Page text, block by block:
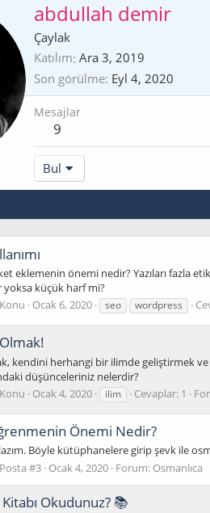
abdullah demir
Çaylak
Katılım Ara 3, 2019
Son görülme Eyl 4, 2020
Mesajlar
9
Bul
eklemenin önemi nedir? Yazıları fazla
küçük harf mi?
Konu Ocak 6, 2020 seo wordpress
kendini herhangi bir ilimde geliştirmek
düşünceleriniz nelerdir?
Konu Ocak 4, 2020 ilim Cevaplar: 1
Önemi Nedir?
Böyle kütüphanelere girip şevk ile
Posta #3 Ocak 4, 2020 Forum: Osmanlıca
Okudunuz? 📚